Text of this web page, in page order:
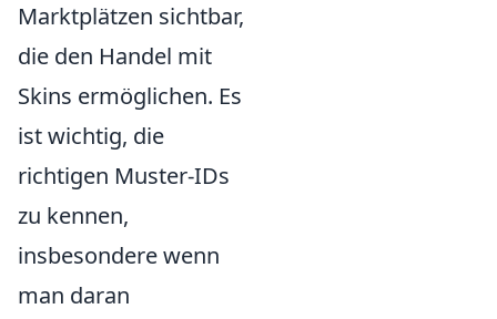
Marktplätzen sichtbar,
die den Handel mit
Skins ermöglichen. Es
ist wichtig, die
richtigen Muster-IDs
zu kennen,
insbesondere wenn
man daran